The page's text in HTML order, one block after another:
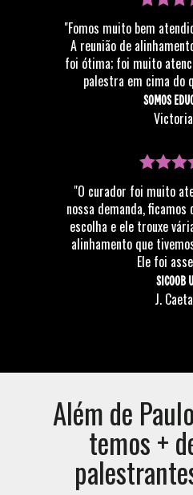
"Fomos muito bem
A reunião de
foi ótima; foi muito
palestra em cima do
SOMOS
"O curador foi muito
nossa demanda,
escolha e ele trouxe
alinhamento que
Ele foi
SICOOB
J.
Além de
temos +